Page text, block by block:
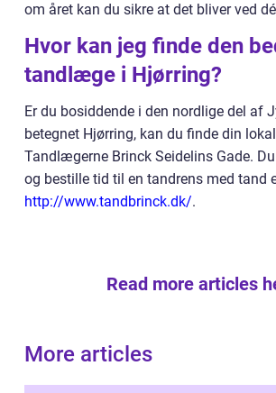
om året kan du sikre at det bliver ved
Hvor kan jeg finde den
tandlæge i Hjørring?
Er du bosiddende i den nordlige del af
betegnet Hjørring, kan du finde din
Tandlægerne Brinck Seidelins Gade.
og bestille tid til en tandrens med tand
http://www.tandbrinck.dk/.
Read more articles
More articles